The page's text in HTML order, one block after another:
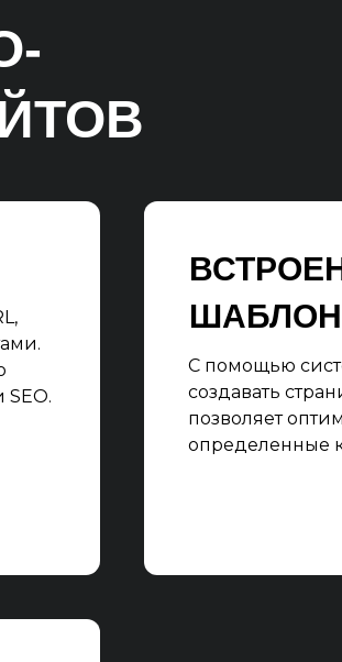
С помощью
создавать
позволяет
определенные